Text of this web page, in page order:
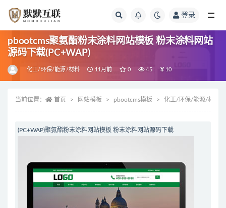
登录
pbootcms聚氨酯粉末涂料网站模板 粉末涂料网站
源码下载(PC+WAP)
化工/环保/能源/材料 11月前 0 45 10
当前位置： 首页 网站模板 pbootcms模板 化工/环保/能源/材料
(PC+WAP)聚氨酯粉末涂料网站模板 粉末涂料网站源码下载